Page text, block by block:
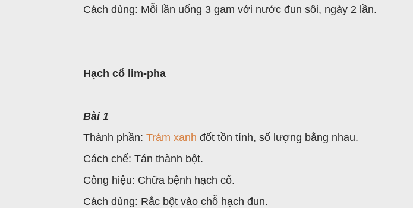
Cách dùng: Mỗi lần uống 3 gam với nước đun sôi, ngày 2 lần.
Hạch cổ lim-pha
Bài 1
Thành phần: Trám xanh đốt tồn tính, số lượng bằng nhau.
Cách chế: Tán thành bột.
Công hiệu: Chữa bệnh hạch cổ.
Cách dùng: Rắc bột vào chỗ hạch đun.